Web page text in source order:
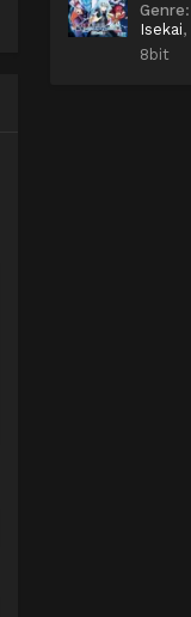
Genre:
Isekai,
8bit